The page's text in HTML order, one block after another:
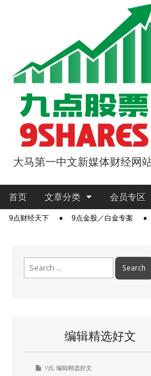
9点股票
大马第一中文新媒体财经网
Main
Skip
content
首页 文章分类 会员专区
Sub9点财经天下 9点金股／白金专案
编辑精选好文
9点 编辑精选好文